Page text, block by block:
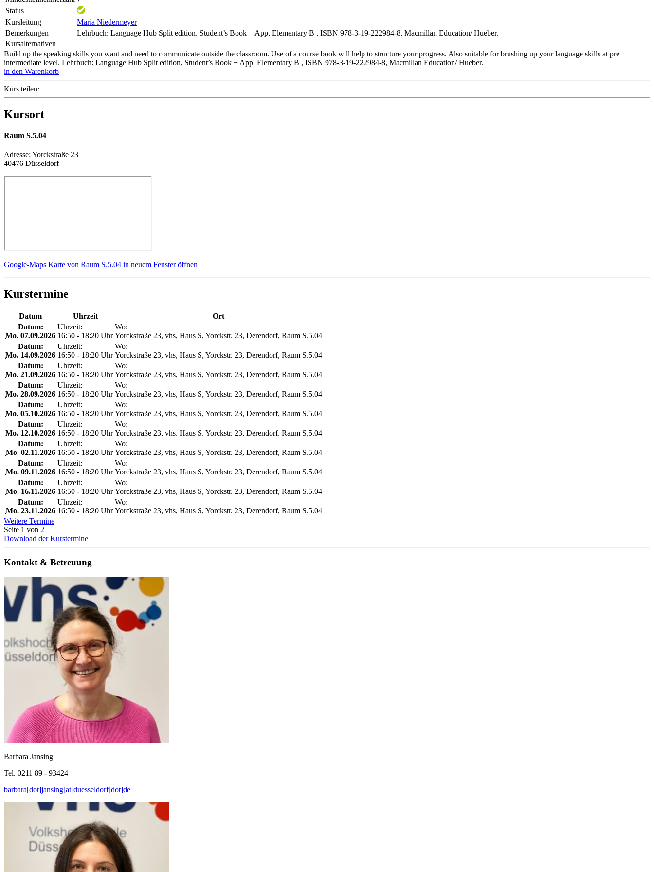
Status
Kursleitung
Maria Niedermeyer
Bemerkungen
Lehrbuch: Language Hub Split edition, Student’s Book + App, Elementary B , ISBN 978-3-19-222984-8, Macmillan Education/ Hueber.
Kursalternativen
Build up the speaking skills you want and need to communicate outside the classroom. Use of a course book will help to structure your progress. Also suitable for brushing up your language skills at pre-
intermediate level. Lehrbuch: Language Hub Split edition, Student’s Book + App, Elementary B , ISBN 978-3-19-222984-8, Macmillan Education/ Hueber.
in den Warenkorb
Kurs teilen:
Kursort
Raum S.5.04
Adresse: Yorckstraße 23
40476 Düsseldorf
Google-Maps Karte von Raum S.5.04 in neuem Fenster öffnen
Kurstermine
Datum Uhrzeit
Ort
Datum:
Mo. 07.09.2026
Uhrzeit:
16:50 - 18:20 Uhr
Wo:
Yorckstraße 23, vhs, Haus S, Yorckstr. 23, Derendorf, Raum S.5.04
Datum:
Mo. 14.09.2026
Uhrzeit:
16:50 - 18:20 Uhr
Wo:
Yorckstraße 23, vhs, Haus S, Yorckstr. 23, Derendorf, Raum S.5.04
Datum:
Mo. 21.09.2026
Uhrzeit:
16:50 - 18:20 Uhr
Wo:
Yorckstraße 23, vhs, Haus S, Yorckstr. 23, Derendorf, Raum S.5.04
Datum:
Mo. 28.09.2026
Uhrzeit:
16:50 - 18:20 Uhr
Wo:
Yorckstraße 23, vhs, Haus S, Yorckstr. 23, Derendorf, Raum S.5.04
Datum:
Mo. 05.10.2026
Uhrzeit:
16:50 - 18:20 Uhr
Wo:
Yorckstraße 23, vhs, Haus S, Yorckstr. 23, Derendorf, Raum S.5.04
Datum:
Mo. 12.10.2026
Uhrzeit:
16:50 - 18:20 Uhr
Wo:
Yorckstraße 23, vhs, Haus S, Yorckstr. 23, Derendorf, Raum S.5.04
Datum:
Mo.02.11.2026
Uhrzeit:
16:50 - 18:20 Uhr
Wo:
Yorckstraße 23, vhs, Haus S, Yorckstr. 23, Derendorf, Raum S.5.04
Datum:
Mo.09.11.2026
Uhrzeit:
16:50 - 18:20 Uhr
Wo:
Yorckstraße 23, vhs, Haus S, Yorckstr. 23, Derendorf, Raum S.5.04
Datum:
Mo.16.11.2026
Uhrzeit:
16:50 - 18:20 Uhr
Wo:
Yorckstraße 23, vhs, Haus S, Yorckstr. 23, Derendorf, Raum S.5.04
Datum:
Mo.23.11.2026
Uhrzeit:
16:50 - 18:20 Uhr
Wo:
Yorckstraße 23, vhs, Haus S, Yorckstr. 23, Derendorf, Raum S.5.04
Weitere Termine
Seite 1 von 2
Download der Kurstermine
Kontakt & Betreuung
Barbara Jansing
Tel. 0211 89 - 93424
barbara[dot]jansing[at]duesseldorf[dot]de